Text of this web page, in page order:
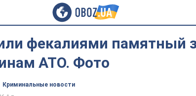
фекалиями памятный
АТО. Фото
Криминальные новости